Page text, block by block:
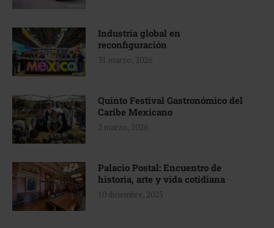
Industria global en
reconfiguración
31 marzo, 2026
Quinto Festival Gastronómico del
Caribe Mexicano
2 marzo, 2026
Palacio Postal: Encuentro de
historia, arte y vida cotidiana
10 diciembre, 2025